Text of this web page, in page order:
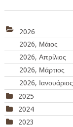
2026
2026, Μάιος
2026, Απρίλιος
2026, Μάρτιος
2026, Ιανουάριος
2025
2024
2023